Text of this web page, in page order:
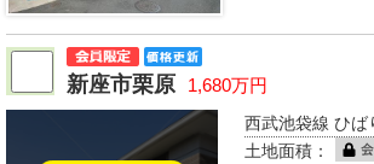
新座市栗原 1,680万円
西武池袋線 ひば
土地面積：